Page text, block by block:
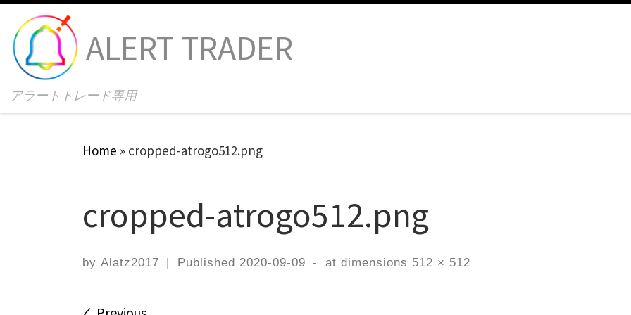
Skip to content
ALERT TRADER
アラートトレード専用
Home » cropped-atrogo512.png
cropped-atrogo512.png
by Alatz2017 | Published 2020-09-09 - at dimensions 512 × 512